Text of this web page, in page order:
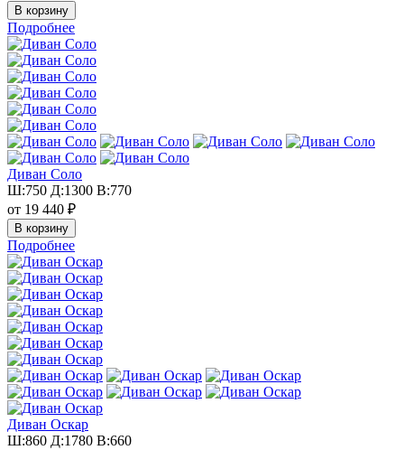
Подробнее
Диван Соло
Ш:750 Д:1300 В:770
от 19 440 ₽
Подробнее
Диван Оскар
Ш:860 Д:1780 В:660